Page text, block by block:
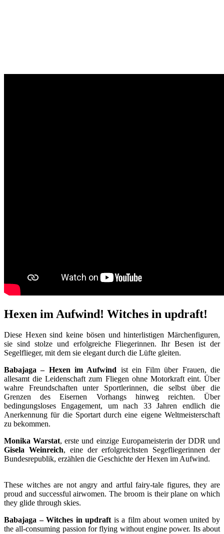
Hexen im Aufwind! Witches in updraft!
Diese Hexen sind keine bösen und hinterlistigen Märchenfiguren,
sie sind stolze und erfolgreiche Fliegerinnen. Ihr Besen ist der
Segelflieger, mit dem sie elegant durch die Lüfte gleiten.
Babajaga – Hexen im Aufwind ist ein Film über Frauen, die
allesamt die Leidenschaft zum Fliegen ohne Motorkraft eint. Über
wahre Freundschaften unter Sportlerinnen, die selbst über die
Grenzen des Eisernen Vorhangs hinweg reichten. Über
bedingungsloses Engagement, um nach 33 Jahren endlich die
Anerkennung für die Sportart durch eine eigene Weltmeisterschaft
zu bekommen.
Monika Warstat, erste und einzige Europameisterin der DDR und
Gisela Weinreich, eine der erfolgreichsten Segefliegerinnen der
Bundesrepublik, erzählen die Geschichte der Hexen im Aufwind.
These witches are not angry and artful fairy-tale figures, they are
proud and successful airwomen. The broom is their plane on which
they glide through skies.
Babajaga – Witches in updraftis a film about women united by
the all-consuming passion for flying without engine power. Its about